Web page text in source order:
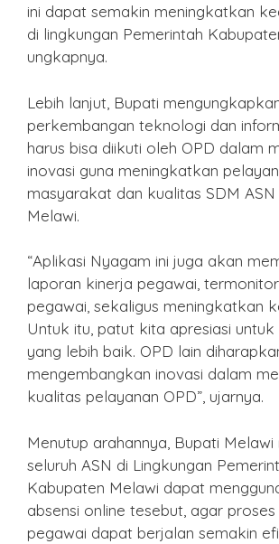
ini dapat semakin meningkatkan
di lingkungan Pemerintah
ungkapnya.
Lebih lanjut, Bupati
perkembangan teknologi dan
harus bisa diikuti oleh OPD dalam
inovasi guna meningkatkan
masyarakat dan kualitas SDM
Melawi.
“Aplikasi Nyagam ini juga akan
laporan kinerja pegawai,
pegawai, sekaligus meningkatkan
Untuk itu, patut kita apresiasi
yang lebih baik. OPD lain
mengembangkan inovasi dalam
kualitas pelayanan OPD”, ujarnya.
Menutup arahannya, Bupati
seluruh ASN di Lingkungan
Kabupaten Melawi dapat
absensi online tesebut, agar proses
pegawai dapat berjalan semakin